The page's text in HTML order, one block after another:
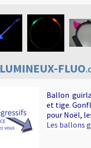
LUMINEUX-FLUO
Ballon
et tige.
pour Noël,
Les ballons